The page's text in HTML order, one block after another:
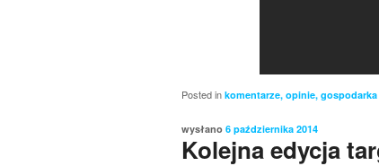
Posted in komentarze, opinie, gospodarka
Kolejna edycja
wysłano 6 października 2014